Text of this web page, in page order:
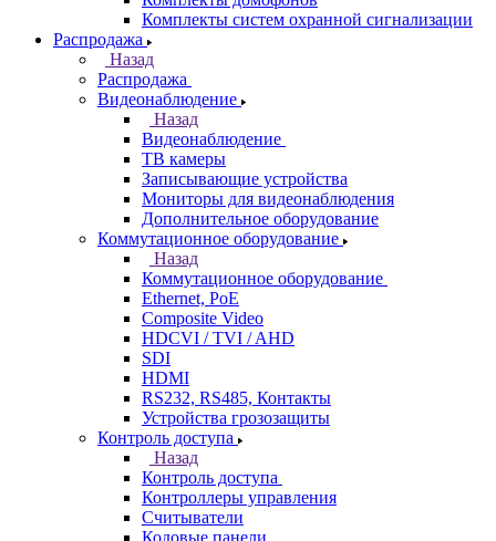
Комплекты систем охранной сигнализации
Распродажа
Назад
Распродажа
Видеонаблюдение
Назад
Видеонаблюдение
ТВ камеры
Записывающие устройства
Мониторы для видеонаблюдения
Дополнительное оборудование
Коммутационное оборудование
Назад
Коммутационное оборудование
Ethernet, PoE
Composite Video
HDCVI / TVI / AHD
SDI
HDMI
RS232, RS485, Контакты
Устройства грозозащиты
Контроль доступа
Назад
Контроль доступа
Контроллеры управления
Считыватели
Кодовые панели